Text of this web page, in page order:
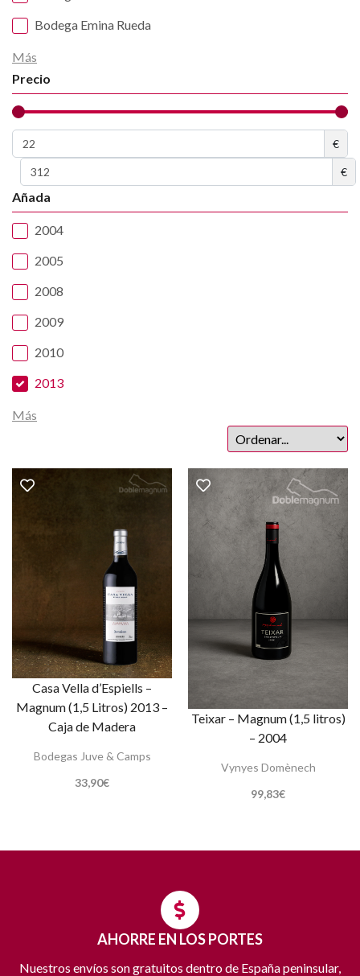
Bodega Emina Rueda
Más
Precio
€
€
Añada
2004
2005
2008
2009
2010
2013
Más
Casa Vella d’Espiells –
Magnum (1,5 Litros) 2013 –
Caja de Madera
Bodegas Juve & Camps
33,90€
Teixar – Magnum (1,5 litros)
– 2004
Vynyes Domènech
99,83€
AHORRE EN LOS PORTES
Nuestros envíos son gratuitos dentro de España peninsular,